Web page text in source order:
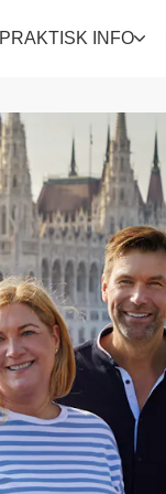
PRAKTISK INFO